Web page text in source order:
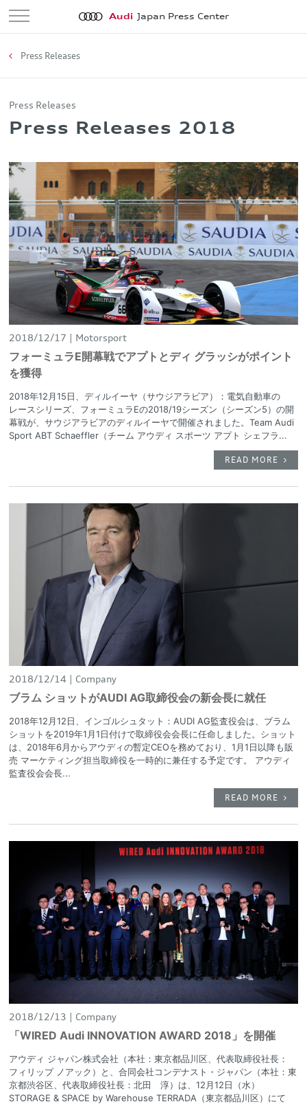
Audi Japan Press Center
Press Releases
Press Releases
Press Releases 2018
2018/12/17 Motorsport
フォーミュラE開幕戦でアプトとディ グラッシがポイント
を獲得
2018年12月15日、ディルイーヤ（サウジアラビア）：電気自動車の
レースシリーズ、フォーミュラEの2018/19シーズン（シーズン5）の開
幕戦が、サウジアラビアのディルイーヤで開催されました。Team Audi
Sport ABT Schaeffler（チーム アウディ スポーツ アプト シェフラ...
READ MORE
2018/12/14 Company
ブラム ショットがAUDI AG取締役会の新会長に就任
2018年12月12日、インゴルシュタット：AUDI AG監査役会は、ブラム
ショットを2019年1月1日付けで取締役会会長に任命しました。ショット
は、2018年6月からアウディの暫定CEOを務めており、1月1日以降も販
売 マーケティング担当取締役を一時的に兼任する予定です。 アウディ
監査役会会長...
READ MORE
2018/12/13 Company
「WIRED Audi INNOVATION AWARD 2018」を開催
アウディ ジャパン株式会社（本社：東京都品川区、代表取締役社長：
フィリップ ノアック）と、合同会社コンデナスト・ジャパン（本社：東
京都渋谷区、代表取締役社長：北田 淳）は、12月12日（水）
STORAGE & SPACE by Warehouse TERRADA（東京都品川区）にて